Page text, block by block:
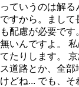
っていうのは解
ですから。まして
も配慮が必要で
無いんですよ。
てたりします。
ス道路とか、全部
けどね... でも、